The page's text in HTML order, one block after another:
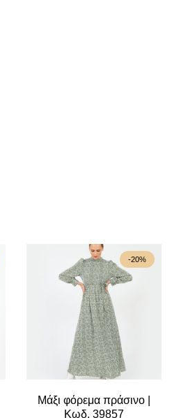
-20%
Μάξι φόρεμα πράσινο |
Κωδ. 39857